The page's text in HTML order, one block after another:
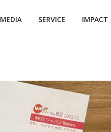
MEDIA SERVICE IMPACT